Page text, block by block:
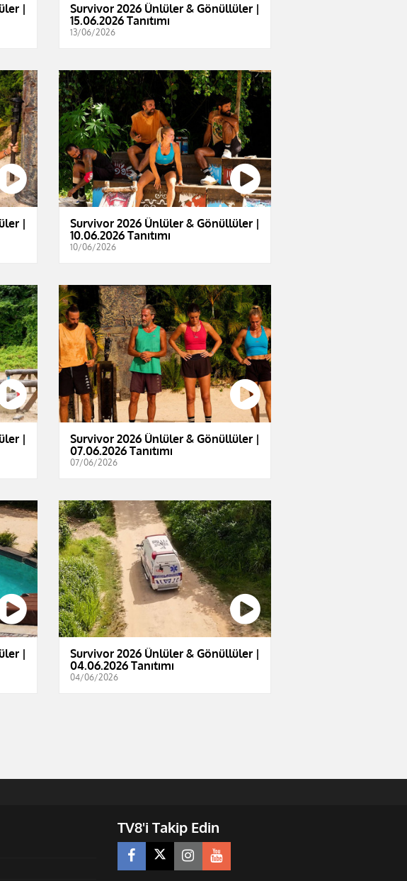
|
Survivor 2026 Ünlüler & Gönüllüler |
15.06.2026 Tanıtımı
13/06/2026
|
Survivor 2026 Ünlüler & Gönüllüler |
10.06.2026 Tanıtımı
10/06/2026
|
Survivor 2026 Ünlüler & Gönüllüler |
07.06.2026 Tanıtımı
07/06/2026
|
Survivor 2026 Ünlüler & Gönüllüler |
04.06.2026 Tanıtımı
04/06/2026
TV8'i Takip Edin